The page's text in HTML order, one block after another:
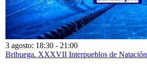
3 agosto: 18:30 - 21:00
Brihuega. XXXVII Interpueblos de Natación